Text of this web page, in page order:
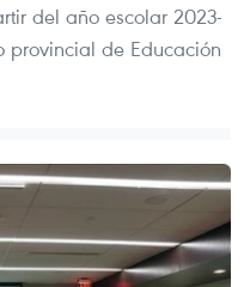
del año escolar 2023-
provincial de Educación